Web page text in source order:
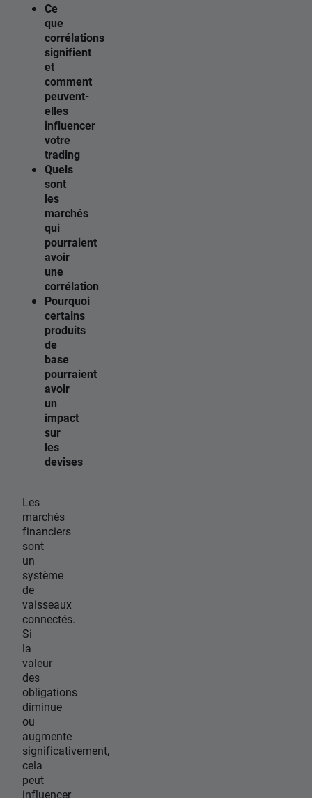
Ce
que
corrélations
signifient
et
comment
peuvent-
elles
influencer
votre
trading
Quels
sont
les
marchés
qui
pourraient
avoir
une
corrélation
Pourquoi
certains
produits
de
base
pourraient
avoir
un
impact
sur
les
devises
Les
marchés
financiers
sont
un
système
de
vaisseaux
connectés.
Si
la
valeur
des
obligations
diminue
ou
augmente
significativement,
cela
peut
influencer